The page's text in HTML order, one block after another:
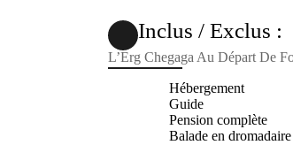
Inclus / Exclus :
L’Erg Chegaga Au Départ De
Hébergement
Guide
Pension complète
Balade en dromadaire